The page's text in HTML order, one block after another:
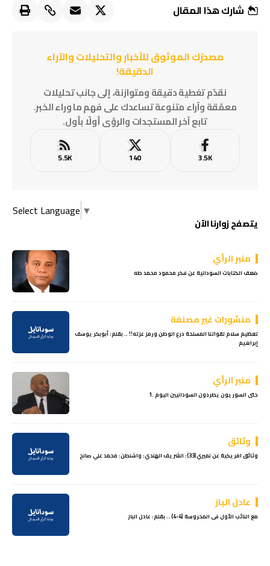
شارك هذا المقال
مصدرُك الموثوق للأخبار والتحليلات والآراء
الدقيقة!
نقدّم تغطية دقيقة ومتوازنة، إلى جانب تحليلات
معمّقة وآراء متنوعة تساعدك على فهم ما وراء الخبر.
تابع آخر المستجدات والرؤى أولًا بأول.
3.5K
140
5.5K
Select Language ▼
يتصفح زوارنا الآن
منبر الرأي
ضعف الكتابات السودانية عن فكر محمود محمد طه
منشورات غير مصنفة
تعظيم سلام لقواتنا المسلحة درع الوطن ورمز عزته!! .. بقلم: أبوبكر يوسف
إبراهيم
منبر الرأي
حتى السوريون يطردون السودانيين اليوم .1
وثائق
وثائق امريكية عن نميري(33): الشريف الهندي: واشنطن: محمد علي صالح
عادل الباز
مع النائب الأول فى المحروسة (4-4) .. بقلم: عادل الباز